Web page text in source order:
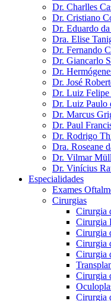
Dr. Charlles
Dr. Cristiano
Dr. Eduardo
Dra. Elise
Dr. Fernando
Dr. Giancarlo
Dr.
Dr. José
Dr. Luiz Felipe
Dr. Luiz Paulo
Dr. Marcus
Dr. Paul
Dr. Rodrigo
Dra. Roseane
Dr. Vilmar
Dr. Vinícius
Especialidades
Exames
Cirurgias
Cirurgia
Cirurgia
Cirurgia
Cirurgia
Cirurgia
Cirurgia
Cirurgia